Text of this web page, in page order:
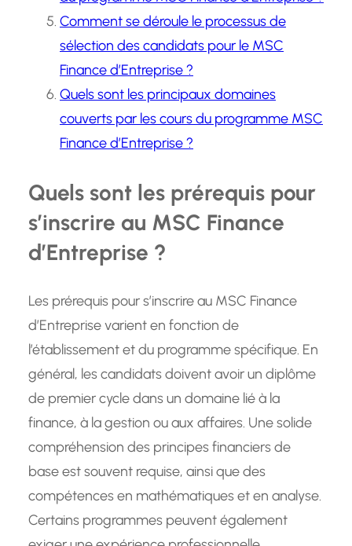
Comment se déroule le processus de
sélection des candidats pour le MSC
Finance d’Entreprise ?
Quels sont les principaux domaines
couverts par les cours du programme MSC
Finance d’Entreprise ?
Quels sont les prérequis pour
s’inscrire au MSC Finance
d’Entreprise ?
Les prérequis pour s’inscrire au MSC Finance
d’Entreprise varient en fonction de
l’établissement et du programme spécifique. En
général, les candidats doivent avoir un diplôme
de premier cycle dans un domaine lié à la
finance, à la gestion ou aux affaires. Une solide
compréhension des principes financiers de
base est souvent requise, ainsi que des
compétences en mathématiques et en analyse.
Certains programmes peuvent également